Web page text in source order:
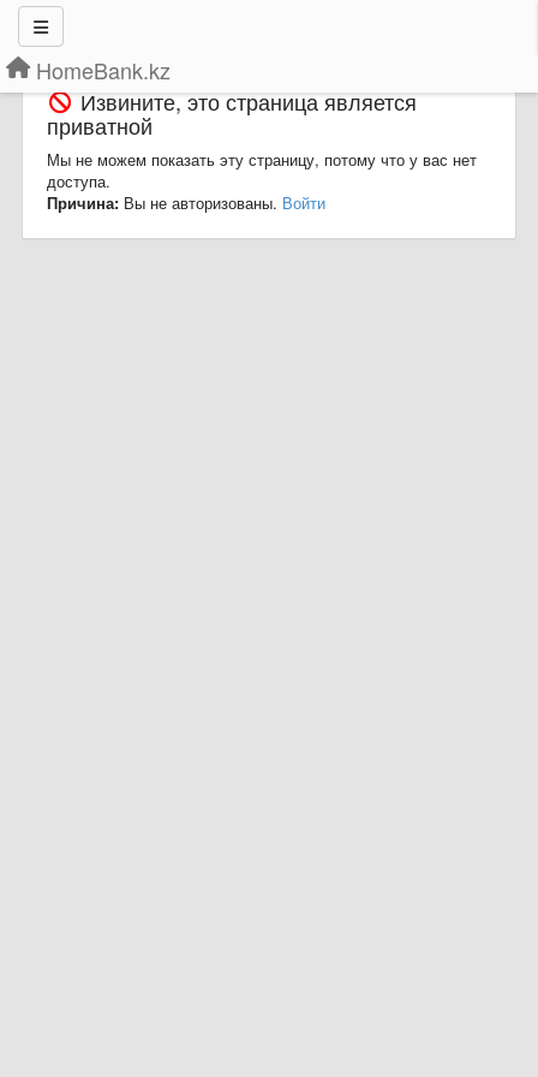
HomeBank.kz
Извините, это страница является
приватной
Мы не можем показать эту страницу, потому что у вас нет
доступа.
Причина: Вы не авторизованы. Войти